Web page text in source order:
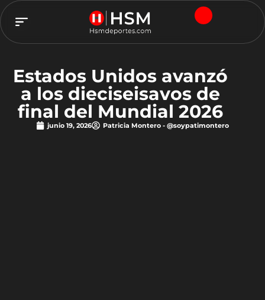
Estados Unidos avanzó
a los dieciseisavos de
final del Mundial 2026
junio 19, 2026 Patricia Montero - @soypatimontero